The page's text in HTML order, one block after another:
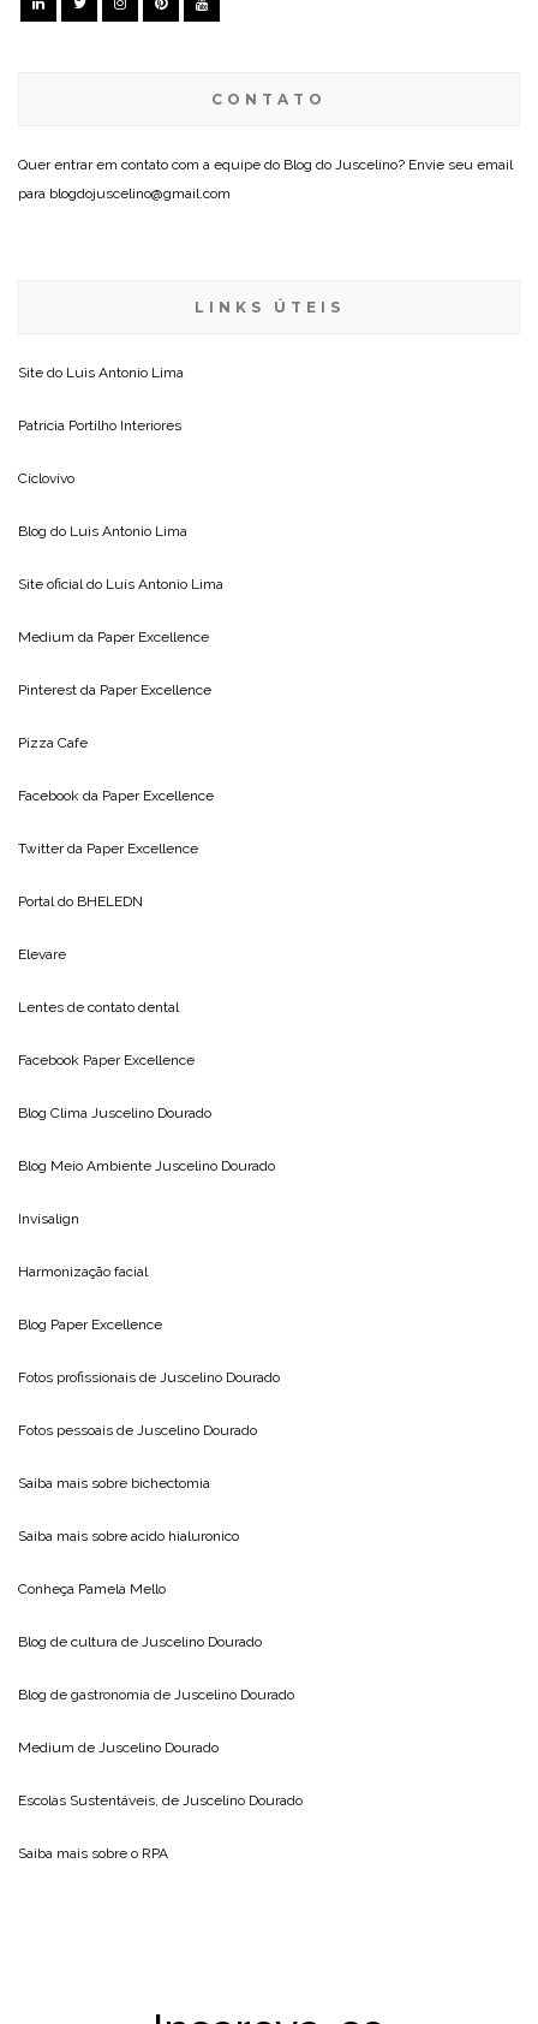
CONTATO
Quer entrar em contato com a equipe do Blog do Juscelino? Envie seu email
para blogdojuscelino@gmail.com
LINKS ÚTEIS
Site do Luis Antonio Lima
Patricia Portilho Interiores
Ciclovivo
Blog do Luis Antonio Lima
Site oficial do Luis Antonio Lima
Medium da Paper Excellence
Pinterest da Paper Excellence
Pizza Cafe
Facebook da Paper Excellence
Twitter da Paper Excellence
Portal do BHELEDN
Elevare
Lentes de contato dental
Facebook Paper Excellence
Blog Clima Juscelino Dourado
Blog Meio Ambiente Juscelino Dourado
Invisalign
Harmonização facial
Blog Paper Excellence
Fotos profissionais de Juscelino Dourado
Fotos pessoais de Juscelino Dourado
Saiba mais sobre bichectomia
Saiba mais sobre acido hialuronico
Conheça Pamela Mello
Blog de cultura de Juscelino Dourado
Blog de gastronomia de Juscelino Dourado
Medium de Juscelino Dourado
Escolas Sustentáveis, de Juscelino Dourado
Saiba mais sobre o RPA